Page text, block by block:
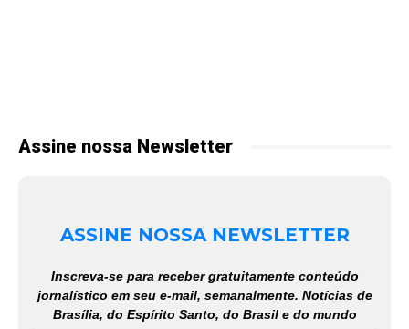
Assine nossa Newsletter
ASSINE NOSSA NEWSLETTER
Inscreva-se para receber gratuitamente conteúdo
jornalístico em seu e-mail, semanalmente. Notícias de
Brasília, do Espírito Santo, do Brasil e do mundo